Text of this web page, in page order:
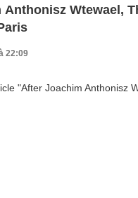
Wtewael,
22:09